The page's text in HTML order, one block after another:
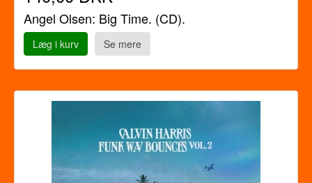
Angel Olsen: Big Time. (CD).
Læg i kurv Se mere